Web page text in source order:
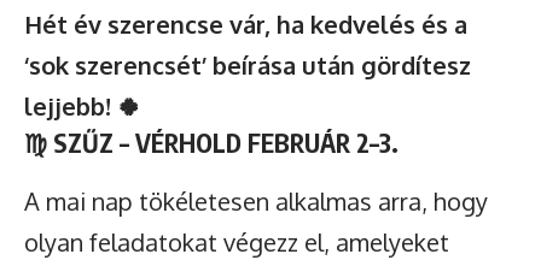
Hét év szerencse vár, ha kedvelés és a
‘sok szerencsét’ beírása után gördítesz
lejjebb! 🍀
♍ SZŰZ – VÉRHOLD FEBRUÁR 2–3.
A mai nap tökéletesen alkalmas arra, hogy
olyan feladatokat végezz el, amelyeket